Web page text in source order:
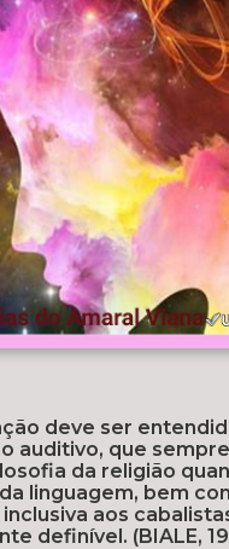
deve ser
auditivo, que
da religião
linguagem, bem
aos
definível. (BIALE,